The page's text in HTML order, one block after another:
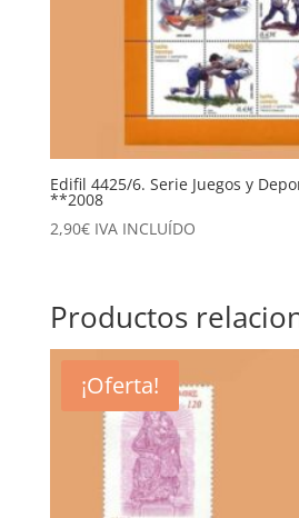
Edifil 4425/6. Serie Juegos y
**2008
2,90€ IVA INCLUÍDO
Productos
¡Oferta!